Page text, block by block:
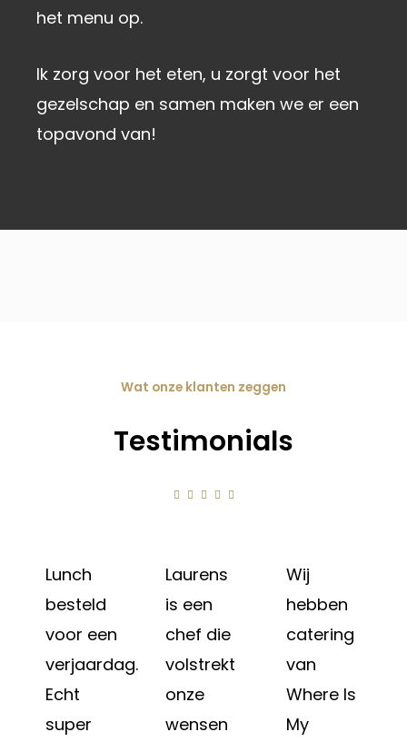
het menu op.
Ik zorg voor het eten, u zorgt voor het
gezelschap en samen maken we er een
topavond van!
Wat onze klanten zeggen
Testimonials
    
Lunch
besteld
voor een
verjaardag.
Echt
super
Laurens
is een
chef die
volstrekt
onze
wensen
Wij
hebben
catering
van
Where Is
My